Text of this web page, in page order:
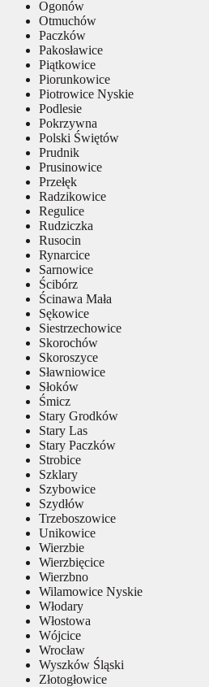
Ogonów
Otmuchów
Paczków
Pakosławice
Piątkowice
Piorunkowice
Piotrowice Nyskie
Podlesie
Pokrzywna
Polski Świętów
Prudnik
Prusinowice
Przełęk
Radzikowice
Regulice
Rudziczka
Rusocin
Rynarcice
Sarnowice
Ścibórz
Ścinawa Mała
Sękowice
Siestrzechowice
Skorochów
Skoroszyce
Sławniowice
Słoków
Śmicz
Stary Grodków
Stary Las
Stary Paczków
Strobice
Szklary
Szybowice
Szydłów
Trzeboszowice
Unikowice
Wierzbie
Wierzbięcice
Wierzbno
Wilamowice Nyskie
Włodary
Włostowa
Wójcice
Wrocław
Wyszków Śląski
Złotogłowice